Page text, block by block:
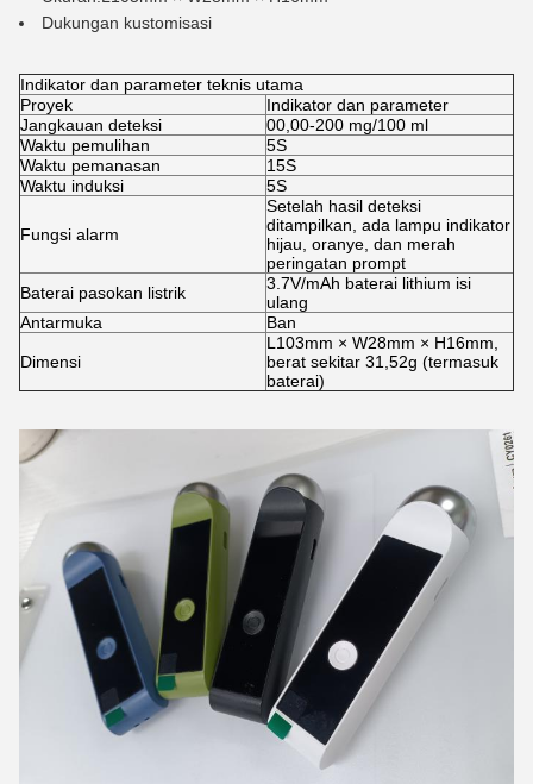
Dukungan kustomisasi
Indikator dan parameter teknis utama
Proyek
Indikator dan parameter
Jangkauan deteksi
00,00-200 mg/100 ml
Waktu pemulihan
5S
Waktu pemanasan
15S
Waktu induksi
5S
Fungsi alarm
Setelah hasil deteksi
ditampilkan, ada lampu indikator
hijau, oranye, dan merah
peringatan prompt
Baterai pasokan listrik
3.7V/mAh baterai lithium isi
ulang
Antarmuka
Ban
Dimensi
L103mm × W28mm × H16mm,
berat sekitar 31,52g (termasuk
baterai)